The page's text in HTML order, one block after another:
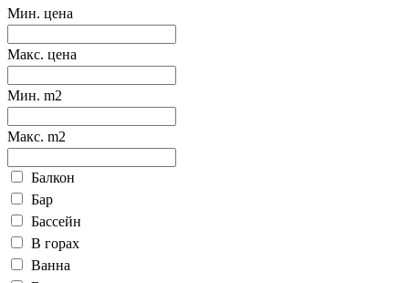
Мин. цена
Макс. цена
Мин. m2
Макс. m2
Балкон
Бар
Бассейн
В горах
Ванна